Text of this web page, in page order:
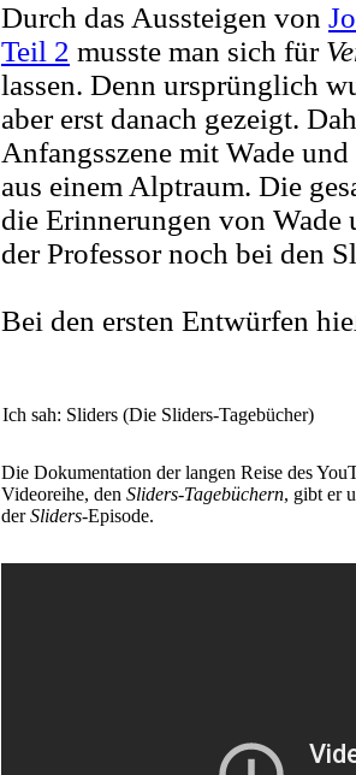
Durch das Aussteigen von
Teil 2 musste man sich für
lassen. Denn ursprünglich
aber erst danach gezeigt.
Anfangsszene mit Wade
aus einem Alptraum. Die
die Erinnerungen von Wade
der Professor noch bei den
Bei den ersten Entwürfen
Ich sah: Sliders (Die Sliders-Tagebücher)
Die Dokumentation der langen Reise des
Videoreihe, den Sliders-Tagebüchern, gibt er
derSliders-Episode.